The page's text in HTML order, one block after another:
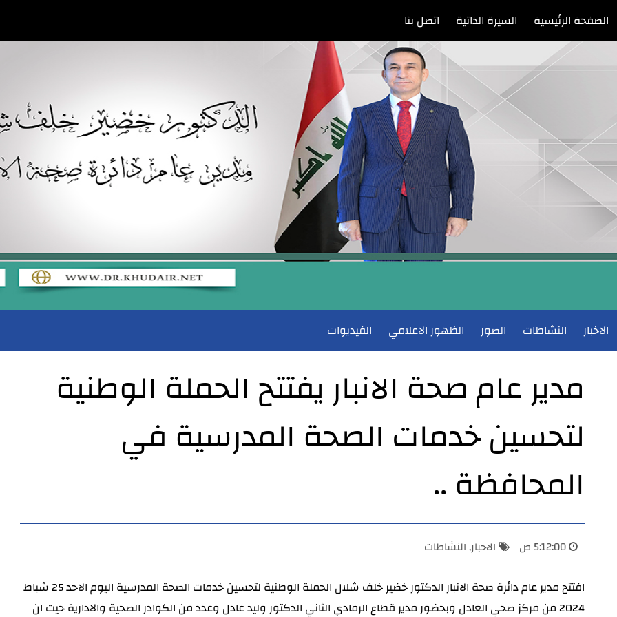
الصفحة الرئيسية السيرة الذاتية اتصل بنا
الاخبار النشاطات الصور الظهور الاعلامي الفيديوات
مدير عام صحة الانبار يفتتح الحملة الوطنية
لتحسين خدمات الصحة المدرسية في
المحافظة ..
5:12:00 ص الاخبار,النشاطات
افتتح مدير عام دائرة صحة الانبار الدكتور خضير خلف شلال الحملة الوطنية لتحسين خدمات الصحة المدرسية اليوم الاحد 25 شباط
2024 من مركز صحي العادل وبحضور مدير قطاع الرمادي الثاني الدكتور وليد عادل وعدد من الكوادر الصحية والادارية حيت ان